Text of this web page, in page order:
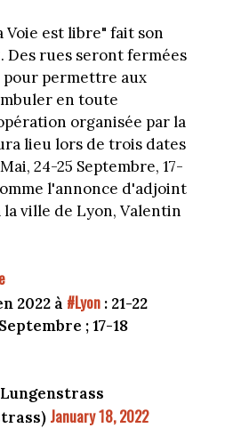
Voie est libre" fait son
Des rues seront fermées
permettre aux
en toute
organisée par la
lieu lors de trois dates
24-25 Septembre, 17-
l'annonce d'adjoint
la ville de Lyon, Valentin
2022 à #Lyon : 21-22
; 17-18
January 18, 2022